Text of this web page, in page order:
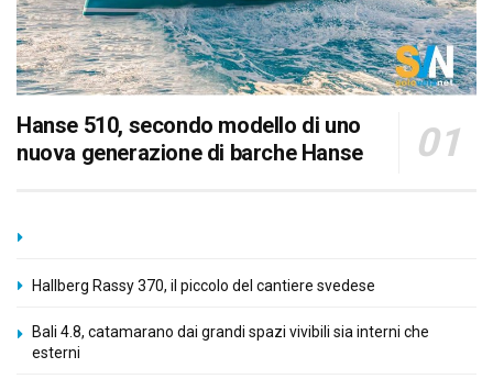
Hanse 510, secondo modello di uno
nuova generazione di barche Hanse
Hallberg Rassy 370, il piccolo del cantiere svedese
Bali 4.8, catamarano dai grandi spazi vivibili sia interni che
esterni